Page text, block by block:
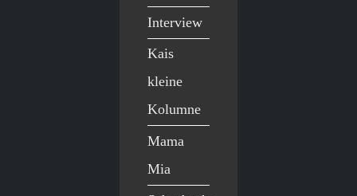
Interview
Kais
kleine
Kolumne
Mama
Mia